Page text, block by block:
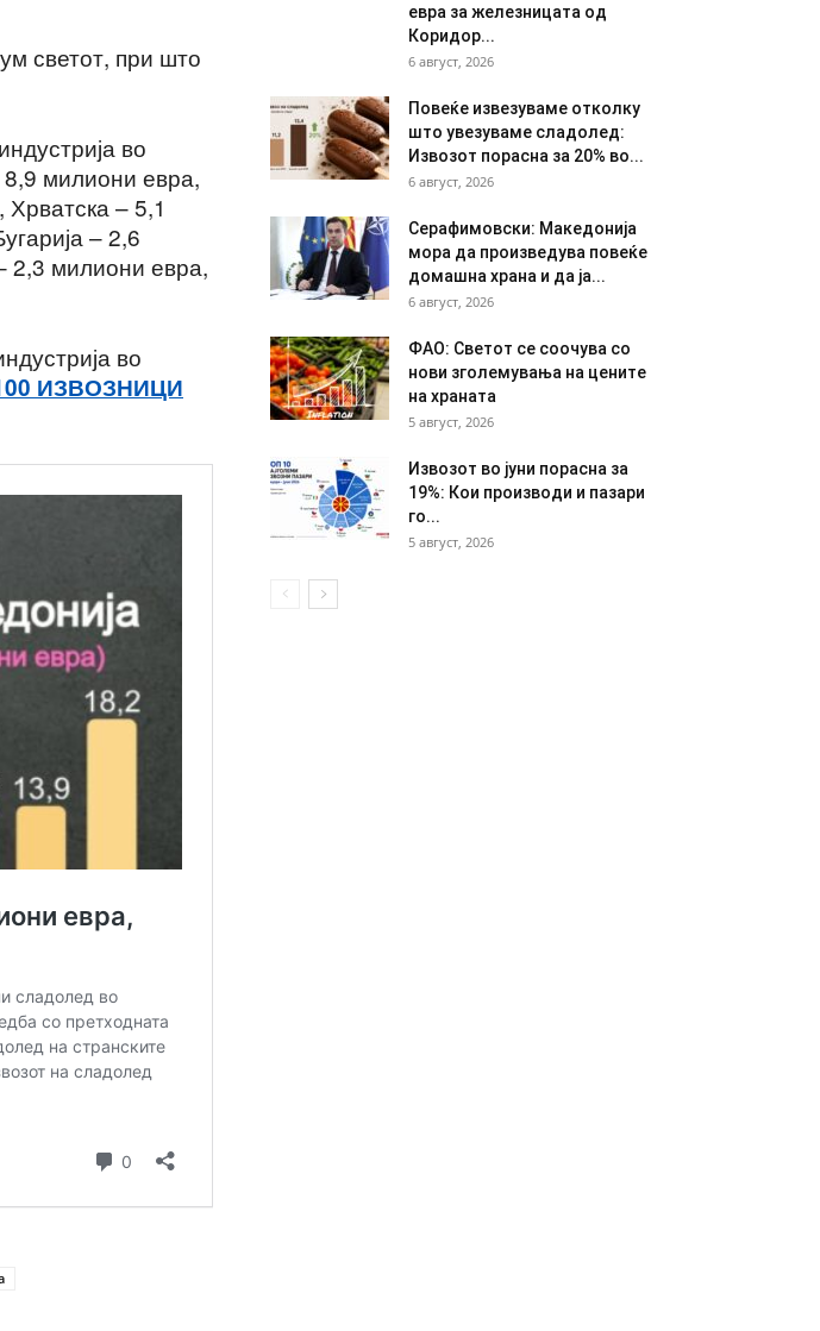
светот, при што
во
милиони евра,
– 5,1
– 2,6
2,3 милиони евра,
во
ИЗВОЗНИЦИ
евра за железницата од
Коридор...
6 август, 2026
Повеќе извезуваме отколку
што увезуваме сладолед:
Извозот порасна за 20% во...
6 август, 2026
Серафимовски: Македонија
мора да произведува повеќе
домашна храна и да ја...
6 август, 2026
ФАО: Светот се соочува со
нови зголемувања на цените
на храната
5 август, 2026
Извозот во јуни порасна за
19%: Кои производи и пазари
го...
5 август, 2026